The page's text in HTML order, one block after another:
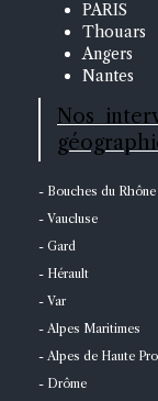
PARIS
Thouars
Angers
Nantes
Nos
- Bouches du Rhône
- Vaucluse
- Gard
- Hérault
- Var
- Alpes Maritimes
- Alpes de Haute
- Drôme